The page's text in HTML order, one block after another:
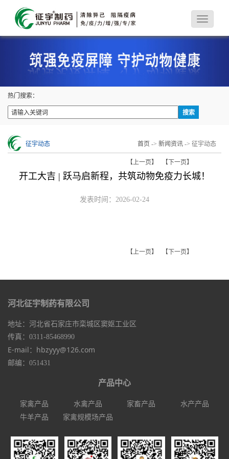
热门搜索：
首页 -> 新闻资讯 -> 征宇动态
征宇动态
【上一页】 【下一页】
开工大吉 | 跃马启新程，共筑动物免疫力长城！
发表时间：2026-02-24
【上一页】 【下一页】
河北征宇制药有限公司
地址：河北省石家庄市栾城区窦妪工业区
传真：0311-85468990
E-mail：hbzyyy@126.com
邮编：051431
产品中心
家禽产品 水禽产品 家畜产品
水产产品
牛羊产品
家禽规模场产品